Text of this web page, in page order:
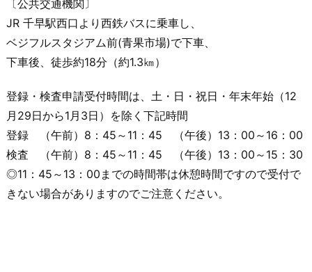
〔公共交通機関〕
JR 千早駅西口より西鉄バスに乗車し、
ベジフルスタジアム前(青果市場)で下車、
下車後、徒歩約18分（約1.3㎞）
登録・検査申請受付時間は、土・日・祝日・年末年始（12
月29日から1月3日）を除く下記時間
登録 （午前）8：45～11：45 （午後）13：00～16：00
検査 （午前）8：45～11：45 （午後）13：00～15：30
◎11：45～13：00までの時間帯は休憩時間ですので受付で
きない場合がありますのでご注意ください。